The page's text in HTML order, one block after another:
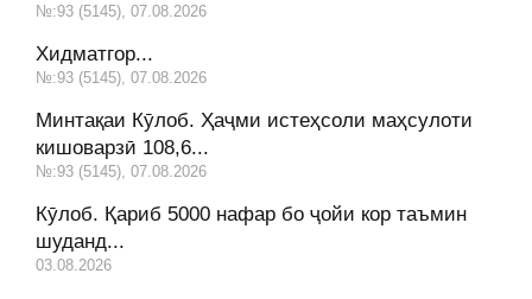
№:93 (5145), 07.08.2026
Хидматгор...
№:93 (5145), 07.08.2026
Минтақаи Кӯлоб. Ҳаҷми истеҳсоли маҳсулоти
кишоварзӣ 108,6...
№:93 (5145), 07.08.2026
Кӯлоб. Қариб 5000 нафар бо ҷойи кор таъмин
шуданд...
03.08.2026